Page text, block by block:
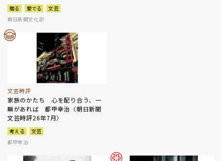
贈る 愛でる
文芸
朝日新聞文化部
文芸時評
家族のかたち 心を配り合う、一
瞬があれば 都甲幸治〈朝日新聞
文芸時評26年7月〉
考える
文芸
都甲幸治